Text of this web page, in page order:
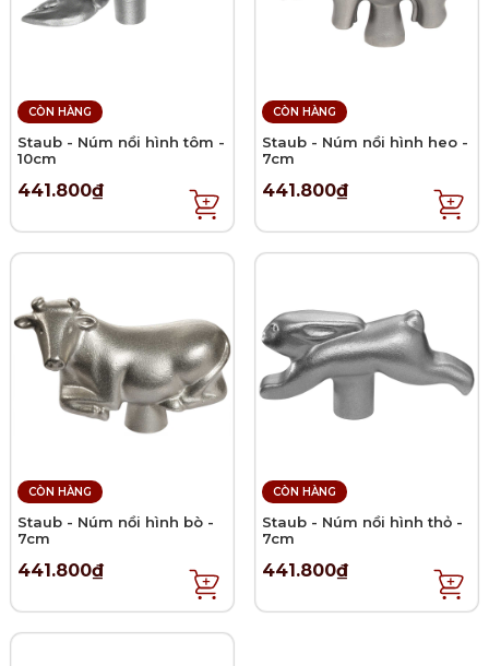
CÒN HÀNG
Staub - Núm nồi hình tôm -
10cm
441.800₫
CÒN HÀNG
Staub - Núm nồi hình heo -
7cm
441.800₫
CÒN HÀNG
Staub - Núm nồi hình bò -
7cm
441.800₫
CÒN HÀNG
Staub - Núm nồi hình thỏ -
7cm
441.800₫